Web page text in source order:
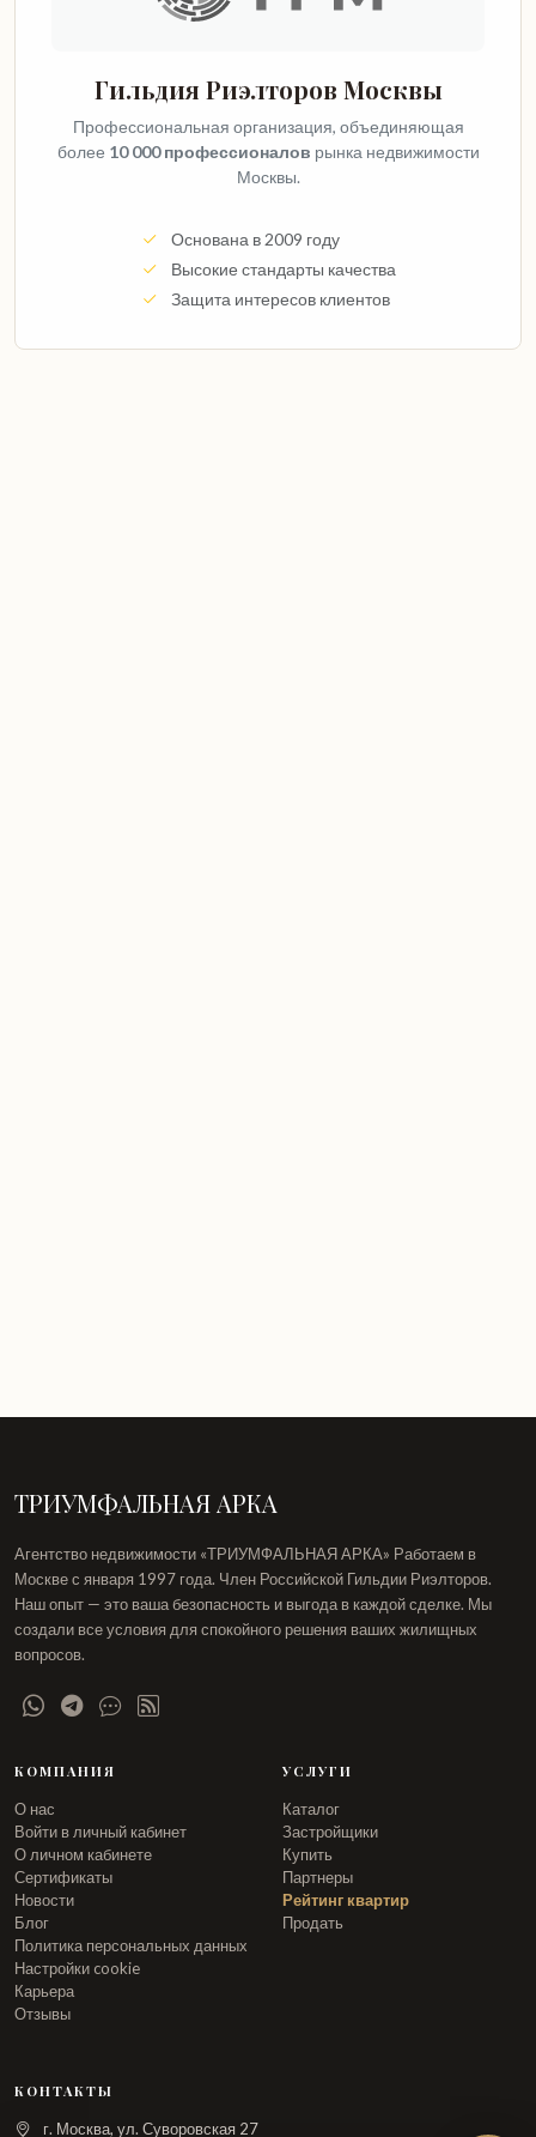
Гильдия Риэлторов Москвы
Профессиональная организация, объединяющая
более 10 000 профессионалов рынка недвижимости
Москвы.
Основана в 2009 году
Высокие стандарты качества
Защита интересов клиентов
ТРИУМФАЛЬНАЯ АРКА
Агентство недвижимости «ТРИУМФАЛЬНАЯ АРКА» Работаем в
Москве с января 1997 года. Член Российской Гильдии Риэлторов.
Наш опыт — это ваша безопасность и выгода в каждой сделке. Мы
создали все условия для спокойного решения ваших жилищных
вопросов.
КОМПАНИЯ
О нас
Войти в личный кабинет
О личном кабинете
Сертификаты
Новости
Блог
Политика персональных данных
Настройки cookie
Карьера
Отзывы
УСЛУГИ
Каталог
Застройщики
Купить
Партнеры
Рейтинг квартир
Продать
КОНТАКТЫ
г. Москва, ул. Суворовская 27